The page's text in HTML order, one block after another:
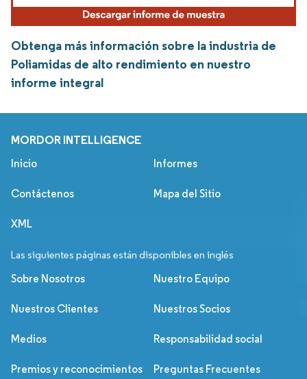
Obtenga más información sobre la industria de
Poliamidas de alto rendimiento en nuestro
informe integral
MORDOR INTELLIGENCE
Inicio Informes
Contáctenos Mapa del Sitio
XML
Las siguientes páginas están disponibles en inglés
Sobre Nosotros Nuestro Equipo
Nuestros Clientes Nuestros Socios
Medios Responsabilidad social
Premios y reconocimientos Preguntas Frecuentes